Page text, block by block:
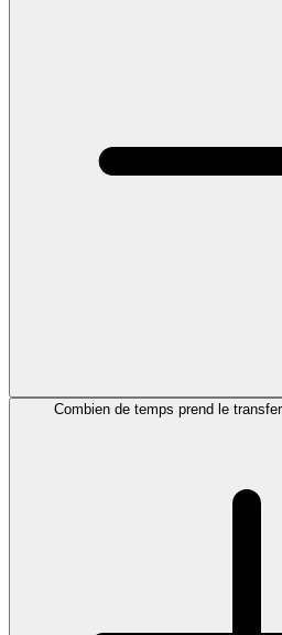
Combien de temps prend le